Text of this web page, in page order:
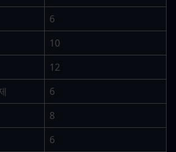
6
10
12
6
8
6